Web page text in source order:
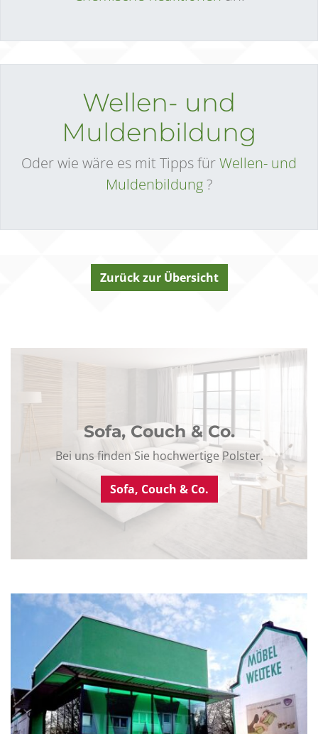
Wellen- und
Muldenbildung
Oder wie wäre es mit Tipps fürWellen- und
Muldenbildung ?
Zurück zur Übersicht
Sofa, Couch & Co.
Bei uns finden Sie hochwertige Polster.
Sofa, Couch & Co.